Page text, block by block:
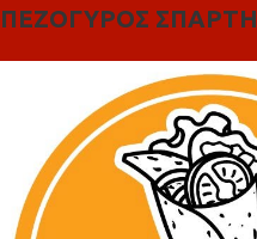
ΠΕΖΟΓΥΡΟΣ ΣΠΑΡΤΗ